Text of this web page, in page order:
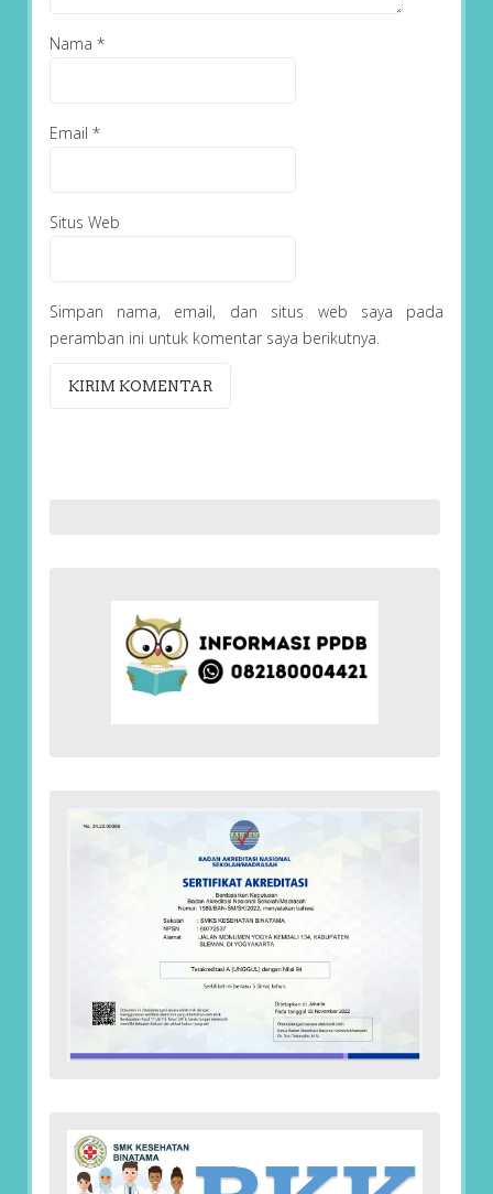
Nama *
Email *
Situs Web
Simpan nama, email, dan situs web saya pada
peramban ini untuk komentar saya berikutnya.